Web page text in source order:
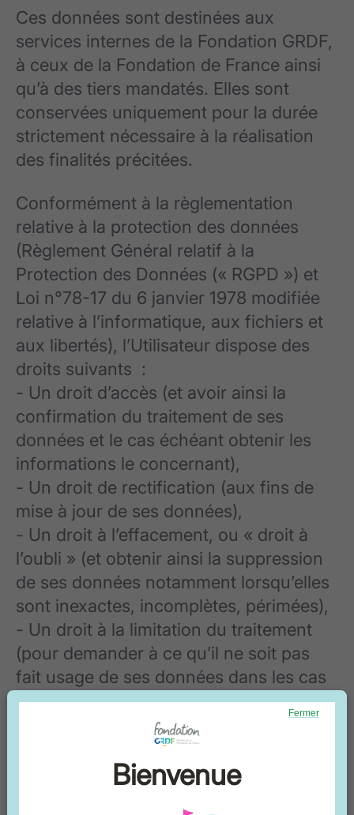
Ces données sont destinées aux
services internes de la Fondation GRDF,
à ceux de la Fondation de France ainsi
qu’à des tiers mandatés. Elles sont
conservées uniquement pour la durée
strictement nécessaire à la réalisation
des finalités précitées.
Conformément à la règlementation
relative à la protection des données
(Règlement Général relatif à la
Protection des Données (« RGPD ») et
Loi n°78-17 du 6 janvier 1978 modifiée
relative à l’informatique, aux fichiers et
aux libertés), l’Utilisateur dispose des
droits suivants :
- Un droit d’accès (et avoir ainsi la
confirmation du traitement de ses
données et le cas échéant obtenir les
informations le concernant),
- Un droit de rectification (aux fins de
mise à jour de ses données),
- Un droit à l’effacement, ou « droit à
l’oubli » (et obtenir ainsi la suppression
de ses données notamment lorsqu’elles
sont inexactes, incomplètes, périmées),
- Un droit à la limitation du traitement
(pour demander à ce qu’il ne soit pas
fait usage de ses données dans les cas
prévus par la règlementation),
- Un droit d’opposition (pour des raisons
tenant à sa situation particulière,
l’Utilisateur peut s’opposer au traitement
Fermer
Bienvenue